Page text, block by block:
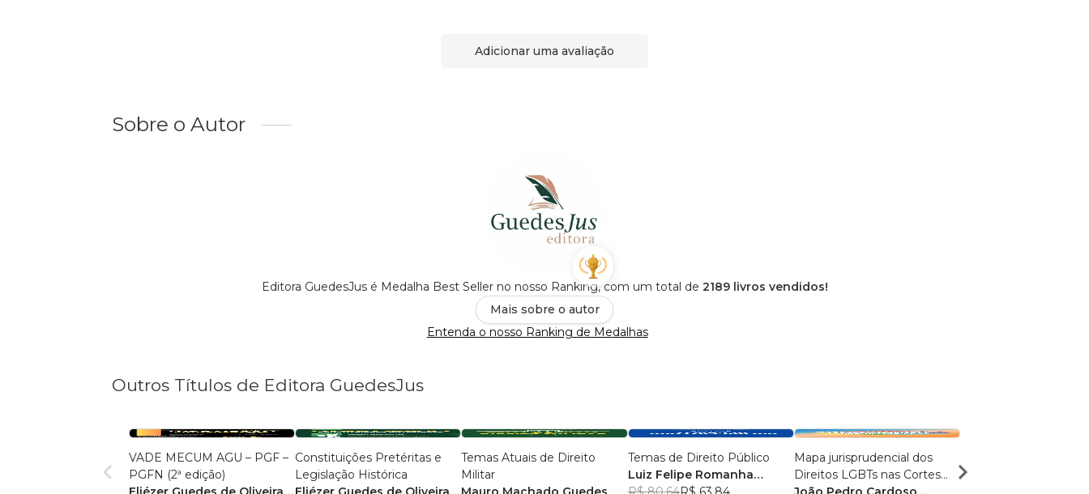
Adicionar uma avaliação
Sobre o Autor
Editora GuedesJus é Medalha Best Seller no nosso Ranking, com um total de 2189 livros vendidos!
Mais sobre o autor
Entenda o nosso Ranking de Medalhas
Outros Títulos de Editora GuedesJus
VADE MECUM AGU – PGF –
PGFN (2ª edição)
Constituições Pretéritas e
Legislação Histórica
Temas Atuais de Direito
Militar
Temas de Direito Público
Luiz Felipe Romanha
Mapa jurisprudencial dos
Direitos LGBTs nas Cortes
Privado